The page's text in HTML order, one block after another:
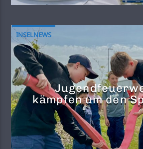
INSELNEWS
kämpfen um den